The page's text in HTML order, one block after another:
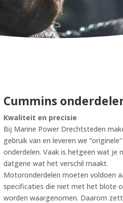
Cummins
Kwaliteit en precisie
Bij Marine Power Drechtsteden
gebruik van en leveren we
onderdelen. Vaak is hetgeen wat je
datgene wat het verschil maakt.
Motoronderdelen moeten voldoen
specificaties die niet met het blote
worden waargenomen. Daarom